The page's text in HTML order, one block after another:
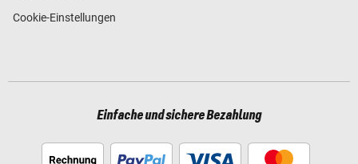
Cookie-Einstellungen
Einfache und sichere Bezahlung